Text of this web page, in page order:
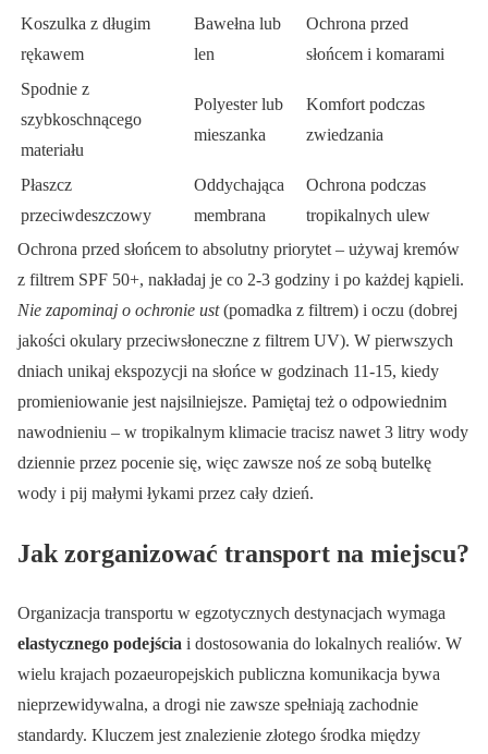
Koszulka z długim
rękawem
Bawełna lub
len
Ochrona przed
słońcem i komarami
Spodnie z
szybkoschnącego
materiału
Polyester lub
mieszanka
Komfort podczas
zwiedzania
Płaszcz
przeciwdeszczowy
Oddychająca
membrana
Ochrona podczas
tropikalnych ulew
Ochrona przed słońcem to absolutny priorytet – używaj kremów
z filtrem SPF 50+, nakładaj je co 2-3 godziny i po każdej kąpieli.
Nie zapominaj o ochronie ust(pomadka z filtrem) i oczu (dobrej
jakości okulary przeciwsłoneczne z filtrem UV). W pierwszych
dniach unikaj ekspozycji na słońce w godzinach 11-15, kiedy
promieniowanie jest najsilniejsze. Pamiętaj też o odpowiednim
nawodnieniu – w tropikalnym klimacie tracisz nawet 3 litry wody
dziennie przez pocenie się, więc zawsze noś ze sobą butelkę
wody i pij małymi łykami przez cały dzień.
Jak zorganizować transport na miejscu?
Organizacja transportu w egzotycznych destynacjach wymaga
elastycznego podejścia i dostosowania do lokalnych realiów. W
wielu krajach pozaeuropejskich publiczna komunikacja bywa
nieprzewidywalna, a drogi nie zawsze spełniają zachodnie
standardy. Kluczem jest znalezienie złotego środka między